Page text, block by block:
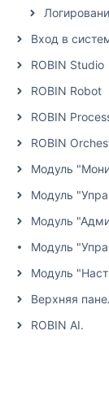
Вход в
ROBIN Studio
ROBIN Robot
ROBIN
ROBIN
Модуль
Модуль
Модуль
Модуль
Модуль
Верхняя
ROBIN AI.